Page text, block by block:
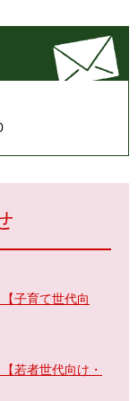
子育て世代向
若者世代向け・